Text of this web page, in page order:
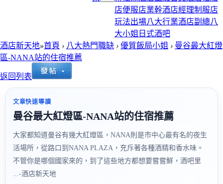
店便服店業幹酒店經理制服店
玩法出場八大行業酒店副總八
大小姐 日式酒吧
酒店新天地»首頁 › 八大熱門職缺 › 優質飯局小姐 › 曼谷最大紅燈
區-NANA站的住宿推薦
返回列表
文章快速導讀
曼谷最大紅燈區-NANA站的住宿推薦
大家都知道曼谷有幾大紅燈區，NANA則是市中心最有名的夜生
活場所，從路口到NANA PLAZA，充斥著各種酒精和香水味。
不管你是哪個國家來的，到了這些地方都想要嘗嘗鮮，酒吧里
...-酒店新天地